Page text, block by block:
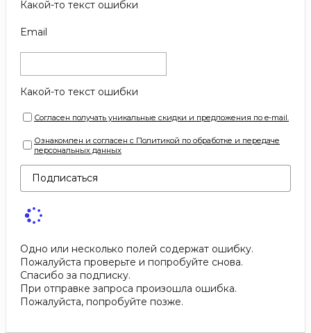
Какой-то текст ошибки
Email
Какой-то текст ошибки
Согласен получать уникальные скидки и предложения по e-mail.
Ознакомлен и согласен с Политикой по обработке и передаче
персональных данных
Подписаться
Одно или несколько полей содержат ошибку.
Пожалуйста проверьте и попробуйте снова.
Спасибо за подписку.
При отправке запроса произошла ошибка.
Пожалуйста, попробуйте позже.